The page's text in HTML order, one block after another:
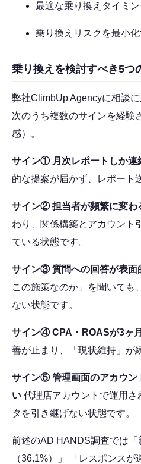
最適な乗り換えタイミ
乗り換えリスクを最小
乗り換えを検討すべき5つ
弊社ClimbUp Agencyに相談
次のうち複数のサインを経験
感）。
サイン① 月次レポートしか連
的な提案が届かず、レポート
サイン② 担当者が頻繁に変わ
わり、関係構築とアカウント
ている状態です。
サイン③ 質問への回答が表面
この施策なのか」を聞いても
ない状態です。
サイン④ CPA・ROASが3ヶ
善が止まり、「現状維持」が
サイン⑤ 管理画面のアカウン
い 代理店アカウントで運用
タを引き継げない状態です。
前述のAD HANDS調査では
（36.1%）」 「レスポンス